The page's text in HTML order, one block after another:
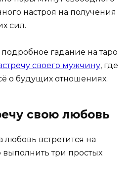
настроя на получения
сил.
гадание на таро
своего мужчину, где
о будущих отношениях.
свою любовь
любовь встретится на
три простых